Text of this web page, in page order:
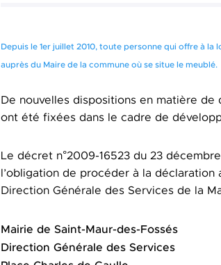
Depuis le 1er juillet 2010, toute personne qui offre à
auprès du Maire de la commune où se situe le meublé.
De nouvelles dispositions en matière
ont été fixées dans le cadre de
Le décret n°2009-16523 du 23
l’obligation de procéder à la
Direction Générale des Services de la
Mairie de Saint-Maur-des-Fossés
Direction Générale des Services